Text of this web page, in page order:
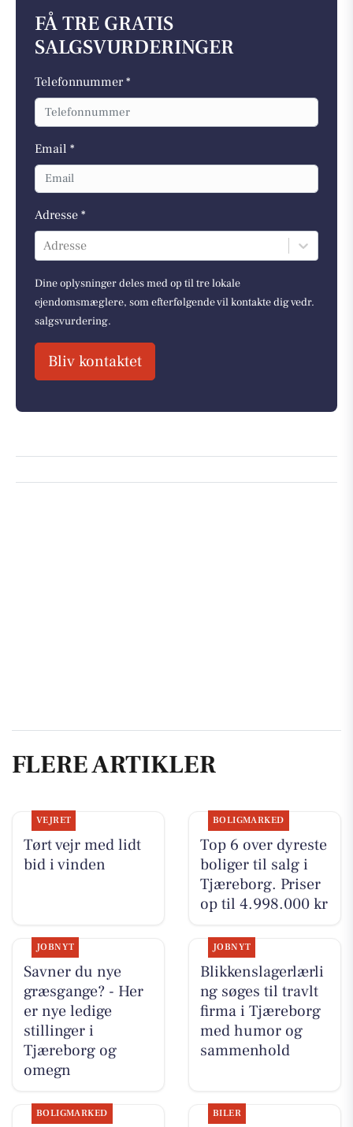
FÅ TRE GRATIS
SALGSVURDERINGER
Telefonnummer *
Email *
Adresse *
Adresse
Dine oplysninger deles med op til tre lokale
ejendomsmæglere, som efterfølgende vil kontakte dig vedr.
salgsvurdering.
Bliv kontaktet
FLERE ARTIKLER
VEJRET
Tørt vejr med lidt
bid i vinden
BOLIGMARKED
Top 6 over dyreste
boliger til salg i
Tjæreborg. Priser
op til 4.998.000 kr
JOBNYT
Savner du nye
græsgange? - Her
er nye ledige
stillinger i
Tjæreborg og
omegn
JOBNYT
Blikkenslagerlærli
ng søges til travlt
firma i Tjæreborg
med humor og
sammenhold
BOLIGMARKED BILER